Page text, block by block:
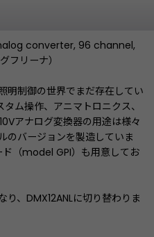
converter, 96 channel,
リーナ）
明制御の世界でまだ存在してい
ム操作、アニマトロニクス、
アナログ変換器の用途は様々
のバージョンを製造していま
（model GPI）も用意してお
、DMX12ANLに切り替わりま